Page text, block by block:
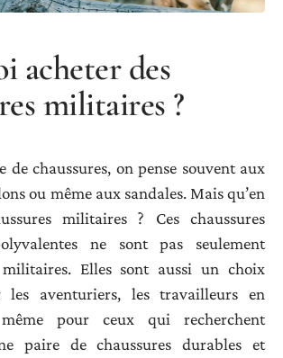
acheter des
militaires ?
de chaussures, on pense souvent aux
ou même aux sandales. Mais qu’en
militaires ? Ces chaussures
ne sont pas seulement
Elles sont aussi un choix
les aventuriers, les travailleurs en
pour ceux qui recherchent
paire de chaussures durables et